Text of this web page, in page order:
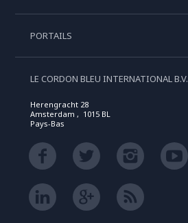
PORTAILS
LE CORDON BLEU INTERNATIONAL B.V.
Herengracht 28
Amsterdam , 1015 BL
Pays-Bas